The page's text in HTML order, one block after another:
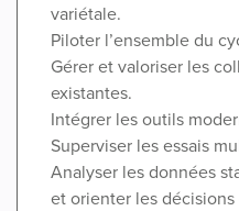
variétale.
Piloter l’ensemble du
Gérer et valoriser les
existantes.
Intégrer les outils
Superviser les essais
Analyser les données
et orienter les